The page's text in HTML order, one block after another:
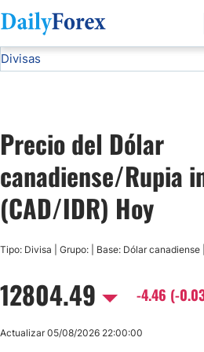
Divulgación del Anunciante
Divisas
USD/JPY
GBP/USD
USD/CAD
AUD/USD
Precio del Dólar
canadiense/Rupia
(CAD/IDR) Hoy
Tipo: Divisa | Grupo: | Base: Dólar canadiense
12804.49 -4.46 (-
Actualizar 05/08/2026 22:00:00